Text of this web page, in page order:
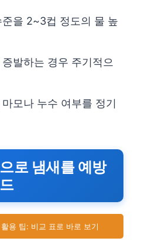
을 2~3컵 정도의 물 높
발하는 경우 주기적으
모나 누수 여부를 정기
로 냄새를 예방
용 팁: 비교 표로 바로 보기